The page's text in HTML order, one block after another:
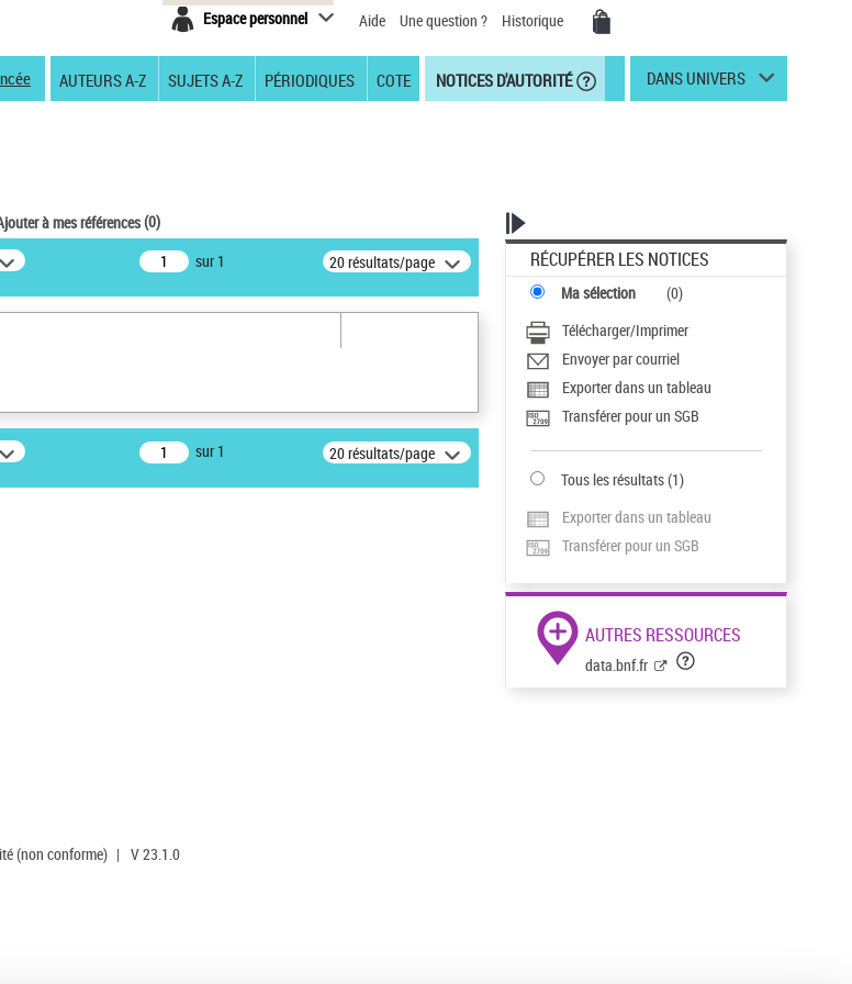
Espace personnel Aide Une question ? Historique
AUTEURS A-Z SUJETS A-Z PÉRIODIQUES COTE NOTICES D'AUTORITÉ DANS UNIVERS
à mes références(0)
sur 1 20 résultats/page
sur 1 20 résultats/page
RÉCUPÉRER LES NOTICES
Ma sélection (0)
Télécharger/Imprimer
Envoyer par courriel
Exporter dans un tableau
Transférer pour un SGB
Tous les résultats(1)
Exporter dans un tableau
Transférer pour un SGB
AUTRES RESSOURCES
data.bnf.fr
(non conforme) | V 23.1.0